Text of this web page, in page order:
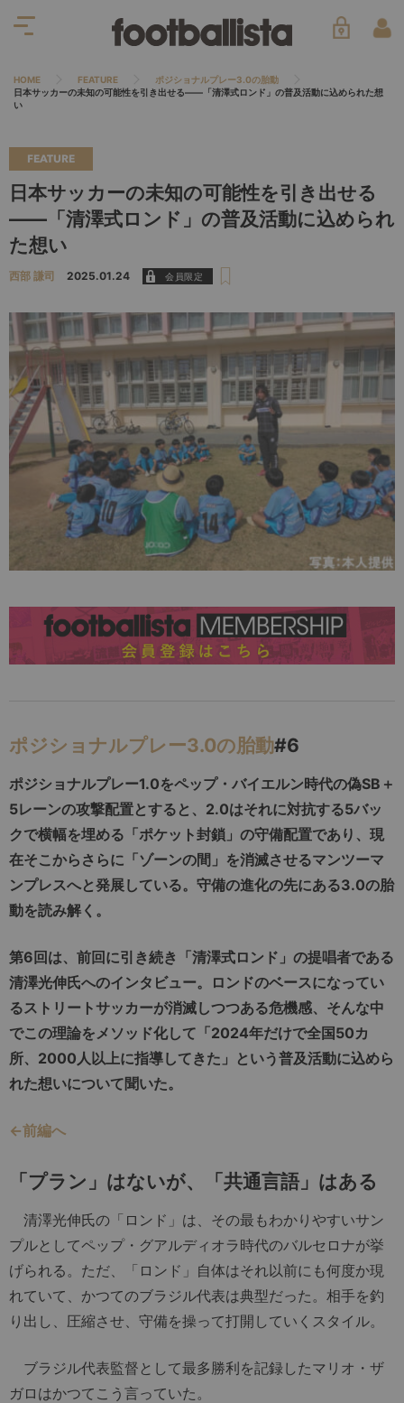
HOME FEATURE
ポジショナルプレー3.0の胎動
日本サッカーの未知の可能性を引き出せる――「清澤式ロンド」の普及活動に込められた想
い
FEATURE
日本サッカーの未知の可能性を引き出せる
――「清澤式ロンド」の普及活動に込められ
た想い
西部 謙司 2025.01.24
ポジショナルプレー3.0の胎動#6
ポジショナルプレー1.0をペップ・バイエルン時代の偽SB＋
5レーンの攻撃配置とすると、2.0はそれに対抗する5バッ
クで横幅を埋める「ポケット封鎖」の守備配置であり、現
在そこからさらに「ゾーンの間」を消滅させるマンツーマ
ンプレスへと発展している。守備の進化の先にある3.0の胎
動を読み解く。
第6回は、前回に引き続き「清澤式ロンド」の提唱者である
清澤光伸氏へのインタビュー。ロンドのベースになってい
るストリートサッカーが消滅しつつある危機感、そんな中
でこの理論をメソッド化して「2024年だけで全国50カ
所、2000人以上に指導してきた」という普及活動に込めら
れた想いについて聞いた。
←前編へ
「プラン」はないが、「共通言語」はある
清澤光伸氏の「ロンド」は、その最もわかりやすいサン
プルとしてペップ・グアルディオラ時代のバルセロナが挙
げられる。ただ、「ロンド」自体はそれ以前にも何度か現
れていて、かつてのブラジル代表は典型だった。相手を釣
り出し、圧縮させ、守備を操って打開していくスタイル。
ブラジル代表監督として最多勝利を記録したマリオ・ザ
ガロはかつてこう言っていた。